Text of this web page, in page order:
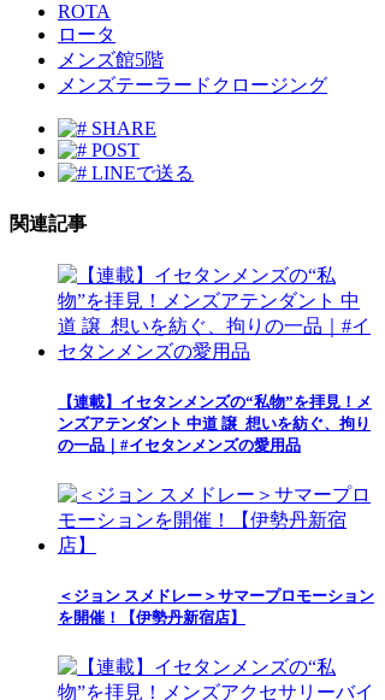
ROTA
ロータ
メンズ館5階
メンズテーラードクロージング
SHARE
POST
LINEで送る
関連記事
【連載】イセタンメンズの“私物”を拝見！メ
ンズアテンダント 中道 譲_想いを紡ぐ、拘り
の一品｜#イセタンメンズの愛用品
＜ジョン スメドレー＞サマープロモーション
を開催！【伊勢丹新宿店】